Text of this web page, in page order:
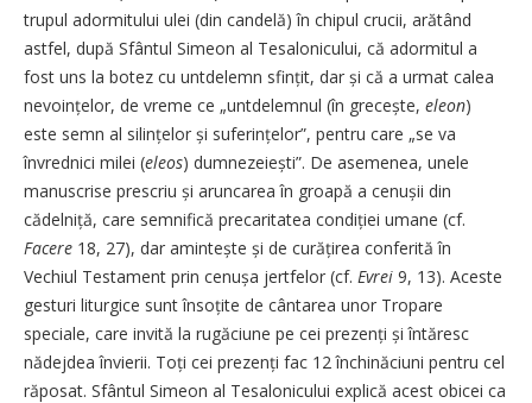
trupul adormitului ulei (din candelă) în chipul crucii, arătând
astfel, după Sfântul Simeon al Tesalonicului, că adormitul a
fost uns la botez cu untdelemn sfințit, dar și că a urmat calea
nevoințelor, de vreme ce „untdelemnul (în grecește, eleon)
este semn al silințelor și suferințelor”, pentru care „se va
învrednici milei (eleos) dumnezeiești”. De asemenea, unele
manuscrise prescriu și aruncarea în groapă a cenușii din
cădelniță, care semnifică precaritatea condiției umane (cf.
Facere 18, 27), dar amintește și de curățirea conferită în
Vechiul Testament prin cenușa jertfelor (cf. Evrei 9, 13). Aceste
gesturi liturgice sunt însoțite de cântarea unor Tropare
speciale, care invită la rugăciune pe cei prezenți și întăresc
nădejdea învierii. Toți cei prezenți fac 12 închinăciuni pentru cel
răposat. Sfântul Simeon al Tesalonicului explică acest obicei ca